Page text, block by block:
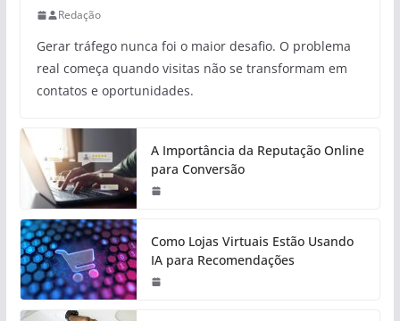
Redação
Gerar tráfego nunca foi o maior desafio. O problema
real começa quando visitas não se transformam em
contatos e oportunidades.
A Importância da Reputação Online
para Conversão
Como Lojas Virtuais Estão Usando
IA para Recomendações